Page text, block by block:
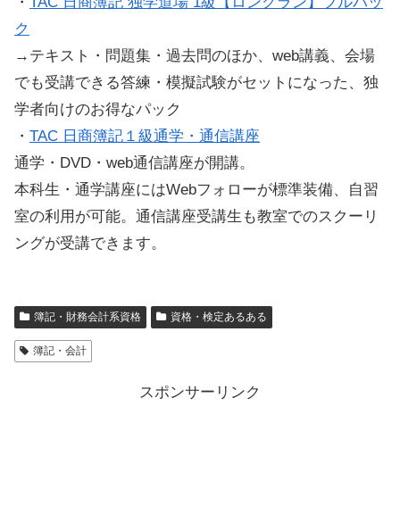
ク
→テキスト・問題集・過去問のほか、web講義、会場
でも受講できる答練・模擬試験がセットになった、独
学者向けのお得なパック
・ TAC 日商簿記１級通学・通信講座
通学・DVD・web通信講座が開講。
本科生・通学講座にはWebフォローが標準装備、自習
室の利用が可能。通信講座受講生も教室でのスクーリ
ングが受講できます。
簿記・財務会計系資格 資格・検定あるある
簿記・会計
スポンサーリンク